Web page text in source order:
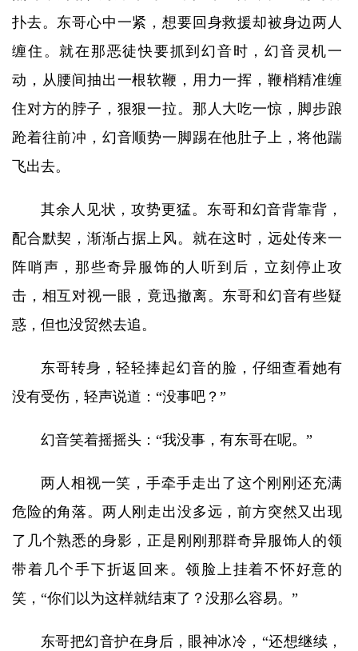
扑去。东哥心中一紧，想要回身救援却被身边两人
缠住。就在那恶徒快要抓到幻音时，幻音灵机一
动，从腰间抽出一根软鞭，用力一挥，鞭梢精准缠
住对方的脖子，狠狠一拉。那人大吃一惊，脚步踉
跄着往前冲，幻音顺势一脚踢在他肚子上，将他踹
飞出去。
其余人见状，攻势更猛。东哥和幻音背靠背，
配合默契，渐渐占据上风。就在这时，远处传来一
阵哨声，那些奇异服饰的人听到后，立刻停止攻
击，相互对视一眼，竟迅撤离。东哥和幻音有些疑
惑，但也没贸然去追。
东哥转身，轻轻捧起幻音的脸，仔细查看她有
没有受伤，轻声说道：“没事吧？”
幻音笑着摇摇头：“我没事，有东哥在呢。”
两人相视一笑，手牵手走出了这个刚刚还充满
危险的角落。两人刚走出没多远，前方突然又出现
了几个熟悉的身影，正是刚刚那群奇异服饰人的领
带着几个手下折返回来。领脸上挂着不怀好意的
笑，“你们以为这样就结束了？没那么容易。”
东哥把幻音护在身后，眼神冰冷，“还想继续，